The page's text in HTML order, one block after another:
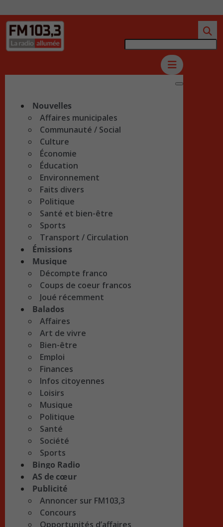
Nouvelles
Affaires municipales
Communauté / Social
Culture
Économie
Éducation
Environnement
Faits divers
Politique
Santé et bien-être
Sports
Transport / Circulation
Émissions
Musique
Décompte franco
Coups de coeur francos
Joué récemment
Balados
Affaires
Art de vivre
Bien-être
Emploi
Finances
Infos citoyennes
Loisirs
Musique
Politique
Santé
Société
Sports
Bingo Radio
AS de cœur
Publicité
Annoncer sur FM103,3
Concours
Opportunités d’affaires